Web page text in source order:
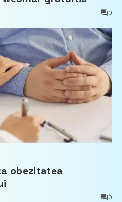
pe bunurile
0
obezitatea
0